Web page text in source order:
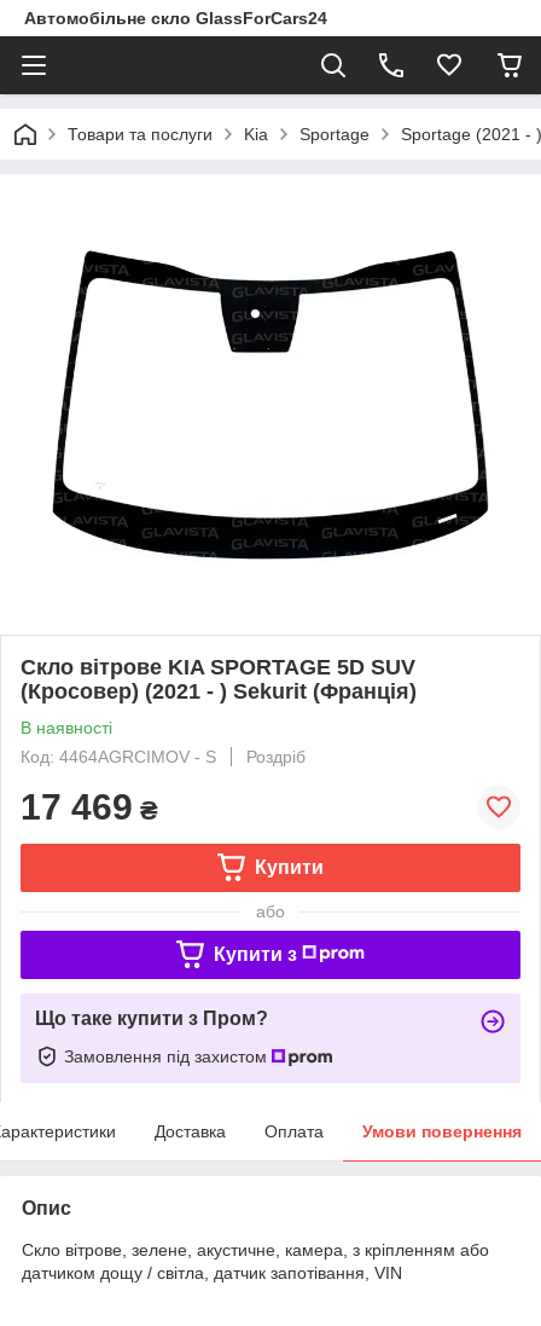
Автомобільне скло GlassForCars24
Товари та послуги Kia Sportage Sportage (2021 - )
Скло вітрове KIA SPORTAGE 5D SUV
(Кросовер) (2021 - ) Sekurit (Франція)
В наявності
Код: 4464AGRCIMOV - S
Роздріб
17 469 ₴
Купити
або
Купити з
Що таке купити з Пром?
Замовлення під захистом
Доставка Оплата Умови повернення
Опис
Скло вітрове, зелене, акустичне, камера, з кріпленням або
датчиком дощу / світла, датчик запотівання, VIN